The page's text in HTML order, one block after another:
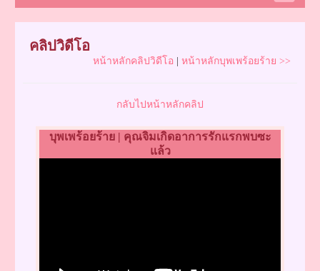
คลิปวิดีโอ
หน้าหลักคลิปวิดีโอ หน้าหลักบุพเพร้อยร้าย >>
กลับไปหน้าหลักคลิป
บุพเพร้อยร้าย | คุณจิมเกิดอาการรักแรกพบซะ
แล้ว